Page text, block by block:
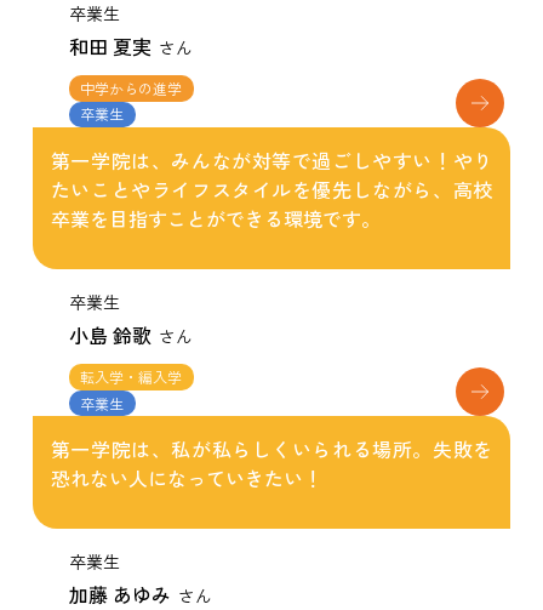
卒業生
和田 夏実 さん
中学からの進学
卒業生
第一学院は、みんなが対等で過ごしやすい！やり
たいことやライフスタイルを優先しながら、高校
卒業を目指すことができる環境です。
卒業生
小島 鈴歌 さん
転入学・編入学
卒業生
第一学院は、私が私らしくいられる場所。失敗を
恐れない人になっていきたい！
卒業生
加藤 あゆみ さん